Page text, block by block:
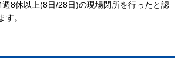
8休以上(8日/28日)の現場閉所を行ったと認
す。